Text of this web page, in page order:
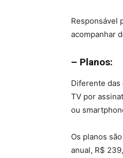
Responsável
acompanhar
– Planos:
Diferente das
TV por
ou
Os planos
anual, R$